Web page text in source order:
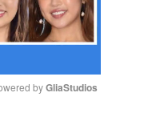
by GliaStudios